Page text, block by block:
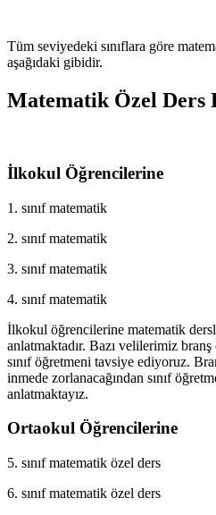
Tüm seviyedeki sınıflara göre
aşağıdaki gibidir.
Matematik Özel Ders
İlkokul Öğrencilerine
1. sınıf matematik
2. sınıf matematik
3. sınıf matematik
4. sınıf matematik
İlkokul öğrencilerine matematik
anlatmaktadır. Bazı velilerimiz
sınıf öğretmeni tavsiye ediyoruz.
inmede zorlanacağından sınıf
anlatmaktayız.
Ortaokul Öğrencilerine
5. sınıf matematik özel ders
6. sınıf matematik özel ders